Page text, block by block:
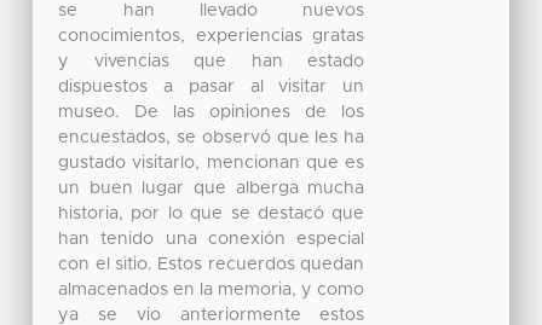
se han llevado nuevos
conocimientos, experiencias gratas
y vivencias que han estado
dispuestos a pasar al visitar un
museo. De las opiniones de los
encuestados, se observó que les ha
gustado visitarlo, mencionan que es
un buen lugar que alberga mucha
historia, por lo que se destacó que
han tenido una conexión especial
con el sitio. Estos recuerdos quedan
almacenados en la memoria, y como
ya se vio anteriormente estos